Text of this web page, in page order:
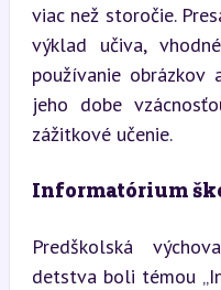
viac než storočie.
výklad učiva,
používanie
jeho dobe
zážitkové učenie.
Informatórium
Predškolská
detstva boli témou